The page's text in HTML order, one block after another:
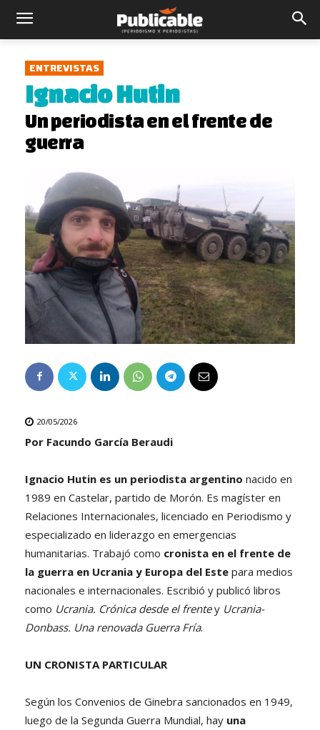
ENTREVISTAS
Ignacio Hutin
Un periodista en el frente de
guerra
20/05/2026
Por Facundo García Beraudi
Ignacio Hutin es un periodista argentino nacido en
1989 en Castelar, partido de Morón. Es magíster en
Relaciones Internacionales, licenciado en Periodismo y
especializado en liderazgo en emergencias
humanitarias. Trabajó como cronista en el frente de
la guerra en Ucrania y Europa del Este para medios
nacionales e internacionales. Escribió y publicó libros
como Ucrania. Crónica desde el frentey Ucrania-
Donbass. Una renovada Guerra Fría.
UN CRONISTA PARTICULAR
Según los Convenios de Ginebra sancionados en 1949,
luego de la Segunda Guerra Mundial, hay una